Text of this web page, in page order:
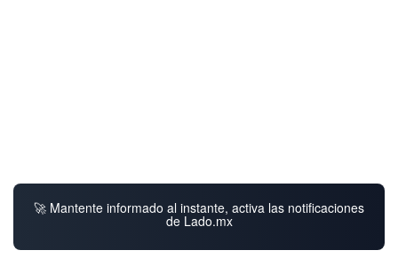
🚀 Mantente informado al instante, activa las notificaciones
de Lado.mx